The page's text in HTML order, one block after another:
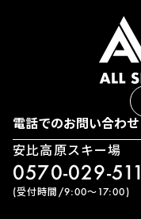
電話でのお問い合わせ
安比高原スキー場
0570-029-511
(受付時間/9:00〜17:00)